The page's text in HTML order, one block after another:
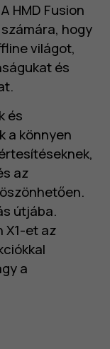
HMD Fusion
hogy
világot,
és
és
a könnyen
az
útjába.
X1-et az
a